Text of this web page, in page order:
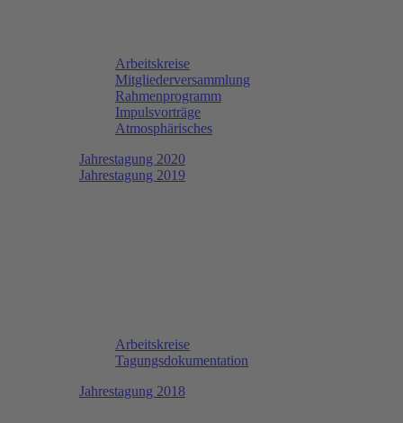
Arbeitskreise
Mitgliederversammlung
Rahmenprogramm
Impulsvorträge
Atmosphärisches
Jahrestagung 2020
Jahrestagung 2019
Arbeitskreise
Tagungsdokumentation
Jahrestagung 2018